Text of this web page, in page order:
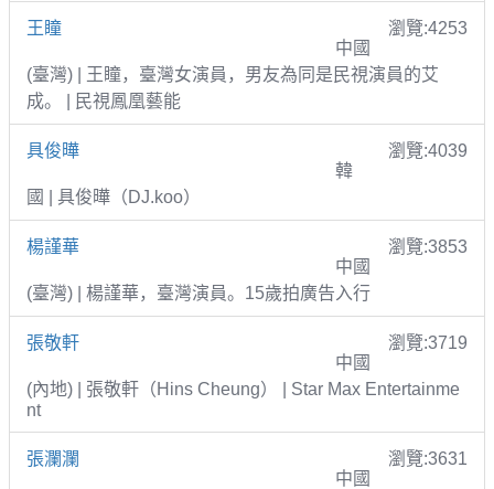
王瞳
瀏覽:4253
中國
(臺灣) | 王瞳，臺灣女演員，男友為同是民視演員的艾
成。 | 民視鳳凰藝能
具俊曄
瀏覽:4039
韓
國 | 具俊曄（DJ.koo）
楊謹華
瀏覽:3853
中國
(臺灣) | 楊謹華，臺灣演員。15歲拍廣告入行
張敬軒
瀏覽:3719
中國
(內地) | 張敬軒（Hins Cheung） | Star Max Entertainme
nt
張瀾瀾
瀏覽:3631
中國